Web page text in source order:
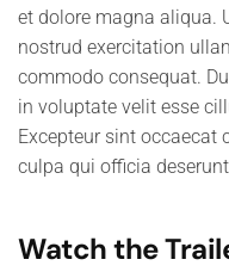
et dolore magna aliqua.
nostrud exercitation
commodo consequat.
in voluptate velit esse
Excepteur sint occaecat
culpa qui officia
Watch the